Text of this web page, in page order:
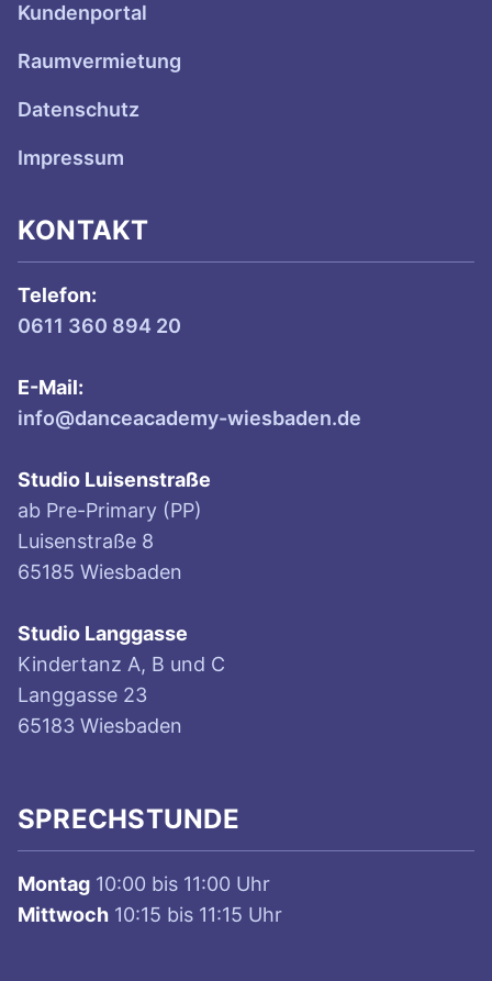
Kundenportal
Raumvermietung
Datenschutz
Impressum
KONTAKT
Telefon:
0611 360 894 20
E-Mail:
info@danceacademy-wiesbaden.de
Studio Luisenstraße
ab Pre-Primary (PP)
Luisenstraße 8
65185 Wiesbaden
Studio Langgasse
Kindertanz A, B und C
Langgasse 23
65183 Wiesbaden
SPRECHSTUNDE
Montag 10:00 bis 11:00 Uhr
Mittwoch 10:15 bis 11:15 Uhr